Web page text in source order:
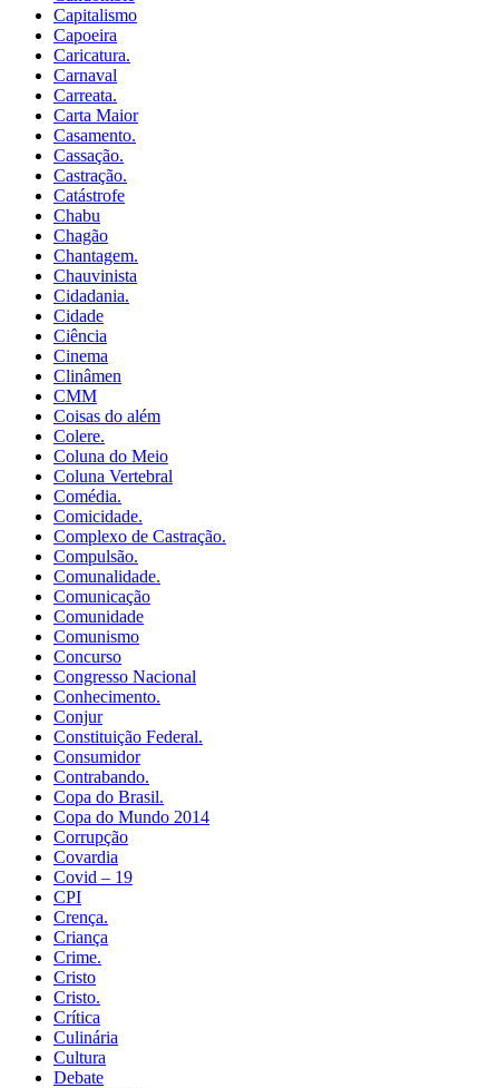
Capitalismo
Capoeira
Caricatura.
Carnaval
Carreata.
Carta Maior
Casamento.
Cassação.
Castração.
Catástrofe
Chabu
Chagão
Chantagem.
Chauvinista
Cidadania.
Cidade
Ciência
Cinema
Clinâmen
CMM
Coisas do além
Colere.
Coluna do Meio
Coluna Vertebral
Comédia.
Comicidade.
Complexo de Castração.
Compulsão.
Comunalidade.
Comunicação
Comunidade
Comunismo
Concurso
Congresso Nacional
Conhecimento.
Conjur
Constituição Federal.
Consumidor
Contrabando.
Copa do Brasil.
Copa do Mundo 2014
Corrupção
Covardia
Covid – 19
CPI
Crença.
Criança
Crime.
Cristo
Cristo.
Crítica
Culinária
Cultura
Debate